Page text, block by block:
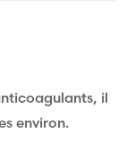
il
environ.